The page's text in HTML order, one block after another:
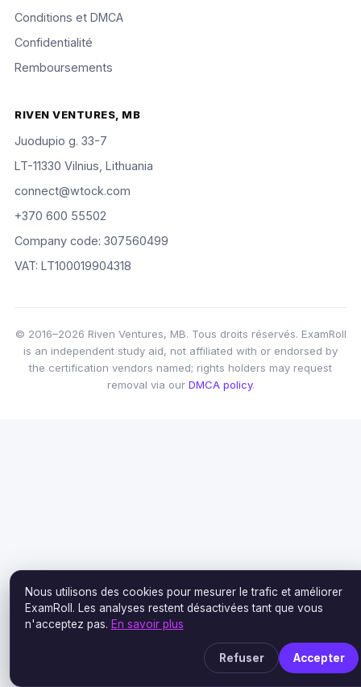
Conditions et DMCA
Confidentialité
Remboursements
RIVEN VENTURES, MB
Juodupio g. 33-7
LT-11330 Vilnius, Lithuania
connect@wtock.com
+370 600 55502
Company code: 307560499
VAT: LT100019904318
© 2016–2026 Riven Ventures, MB. Tous droits réservés. ExamRoll
is an independent study aid, not affiliated with or endorsed by
the certification vendors named; rights holders may request
removal via our DMCA policy.
Nous utilisons des cookies pour mesurer le trafic et améliorer
ExamRoll. Les analyses restent désactivées tant que vous
n'acceptez pas. En savoir plus
Refuser Accepter